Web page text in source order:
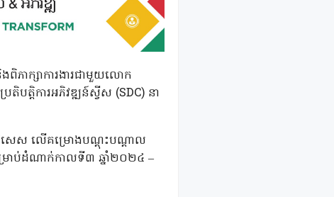
ពិភាក្សាការងារជាមួយលោក
បត្តិការអភិវឌ្ឍន៍ស្វីស (SDC) នា
សេស លើគម្រោងបណ្ដុះបណ្ដាល
រាប់ដំណាក់កាលទី៣ ឆ្នាំ២០២៤ –